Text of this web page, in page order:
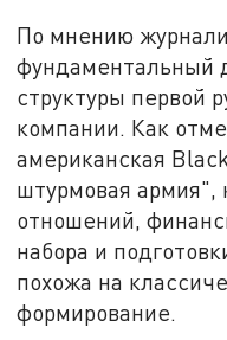
По мнению
фундаментальный
структуры первой
компании. Как
американская
штурмовая армия",
отношений,
набора и
похожа на
формирование.